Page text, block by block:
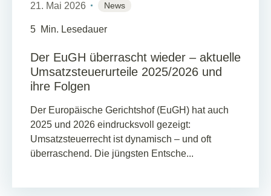
21. Mai 2026 News
5 Min. Lesedauer
Der EuGH überrascht wieder – aktuelle
Umsatzsteuerurteile 2025/2026 und
ihre Folgen
Der Europäische Gerichtshof (EuGH) hat auch
2025 und 2026 eindrucksvoll gezeigt:
Umsatzsteuerrecht ist dynamisch – und oft
überraschend. Die jüngsten Entsche...